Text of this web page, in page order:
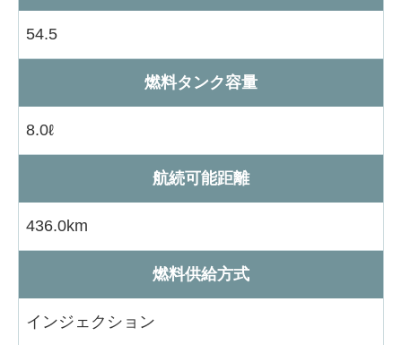
54.5
燃料タンク容量
8.0ℓ
航続可能距離
436.0km
燃料供給方式
インジェクション